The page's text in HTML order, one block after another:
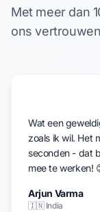
Met meer dan
ons
Wat een
zoals ik wil. Het
seconden - dat
mee te werken!
Arjun Varma
🇮🇳 India